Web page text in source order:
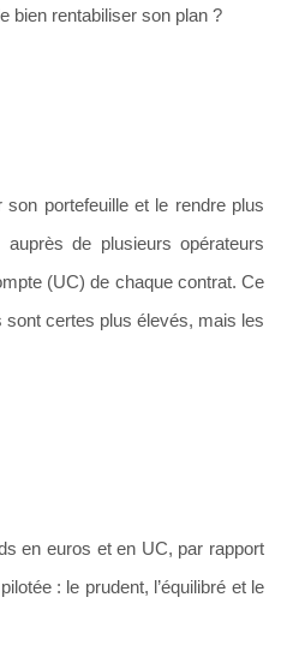
bien rentabiliser son plan ?
portefeuille et le rendre plus
de plusieurs opérateurs
(UC) de chaque contrat. Ce
certes plus élevés, mais les
en euros et en UC, par rapport
: le prudent, l’équilibré et le